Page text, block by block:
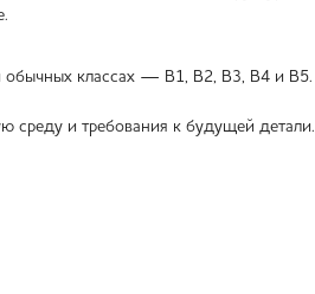
обычных классах — В1, В2, В3, В4 и В5.
среду и требования к будущей детали.